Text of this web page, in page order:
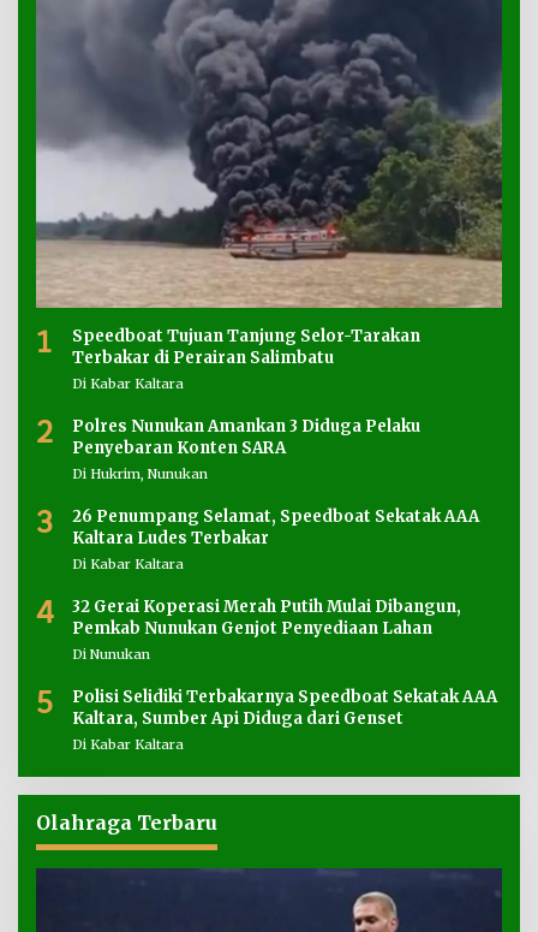
1
Speedboat Tujuan Tanjung Selor-Tarakan
Terbakar di Perairan Salimbatu
Di Kabar Kaltara
2
Polres Nunukan Amankan 3 Diduga Pelaku
Penyebaran Konten SARA
Di Hukrim, Nunukan
3
26 Penumpang Selamat, Speedboat Sekatak AAA
Kaltara Ludes Terbakar
Di Kabar Kaltara
4
32 Gerai Koperasi Merah Putih Mulai Dibangun,
Pemkab Nunukan Genjot Penyediaan Lahan
Di Nunukan
5
Polisi Selidiki Terbakarnya Speedboat Sekatak AAA
Kaltara, Sumber Api Diduga dari Genset
Di Kabar Kaltara
Olahraga Terbaru